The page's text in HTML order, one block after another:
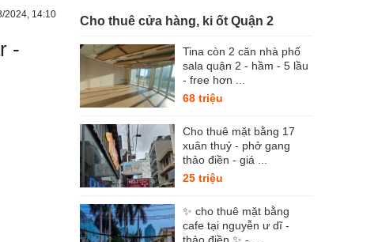
2024, 14:10
-
Cho thuê cửa hàng, ki ốt Quận 2
Tina còn 2 căn nhà phố
sala quận 2 - hầm - 5 lầu
- free hơn ...
68 triệu
Cho thuê mặt bằng 17
xuân thuỷ - phở gang
thảo điền - giá ...
25 triệu
✨ cho thuê mặt bằng
cafe tại nguyễn ư dĩ -